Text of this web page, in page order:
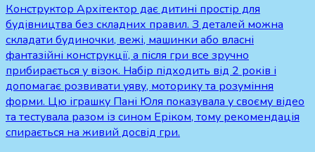
Конструктор Архітектор дає дитині простір для
будівництва без складних правил. З деталей можна
складати будиночки, вежі, машинки або власні
фантазійні конструкції, а після гри все зручно
прибирається у візок. Набір підходить від 2 років і
допомагає розвивати уяву, моторику та розуміння
форми. Цю іграшку Пані Юля показувала у своєму відео
та тестувала разом із сином Еріком, тому рекомендація
спирається на живий досвід гри.